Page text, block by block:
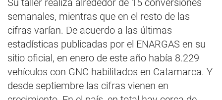
Su taller realiza alrededor de 15 conversiones
semanales, mientras que en el resto de las
cifras varían. De acuerdo a las últimas
estadísticas publicadas por el ENARGAS en su
sitio oficial, en enero de este año había 8.229
vehículos con GNC habilitados en Catamarca. Y
desde septiembre las cifras vienen en